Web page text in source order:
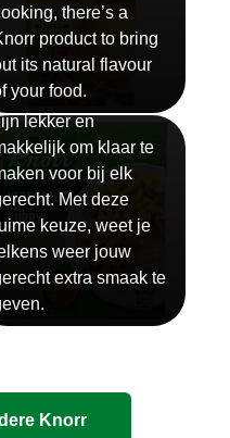
there’s a
product to bring
its natural flavour
your food.
Sauzen
Knorr sauzen
lekker en
om klaar te
voor bij elk
Met deze
keuze, weet je
weer jouw
extra smaak te
Knorr